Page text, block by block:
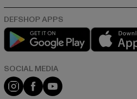
Play market
Instagram
FacebookYouTube